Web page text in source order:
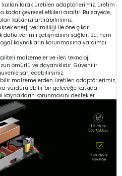
kullanılarak üretilen adaptörlerimiz, üretim
çevresel etkileri azaltır. Bu sayede,
katkınızı artırabilirsiniz.
enerji verimliliği ile öne çıkar.
daha verimli çalışmasını sağlar. Bu, hem
kaynakların korunmasına yardımcı
malzemeler ve ileri teknoloji
ömürlü ve dayanıklıdır. Güvenilir
şarj edebilirsiniz.
malzemelerden üretilen adaptörlerimiz,
sürdürülebilir bir geleceğe katkıda
kaynakların korunmasını destekler.